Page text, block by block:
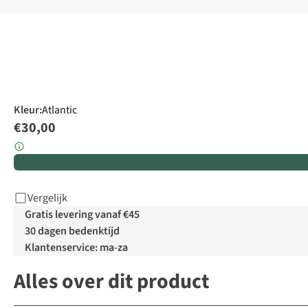
Kleur:Atlantic
€30,00
Vergelijk
Gratis levering vanaf €45
30 dagen bedenktijd
Klantenservice: ma-za
Alles over dit product